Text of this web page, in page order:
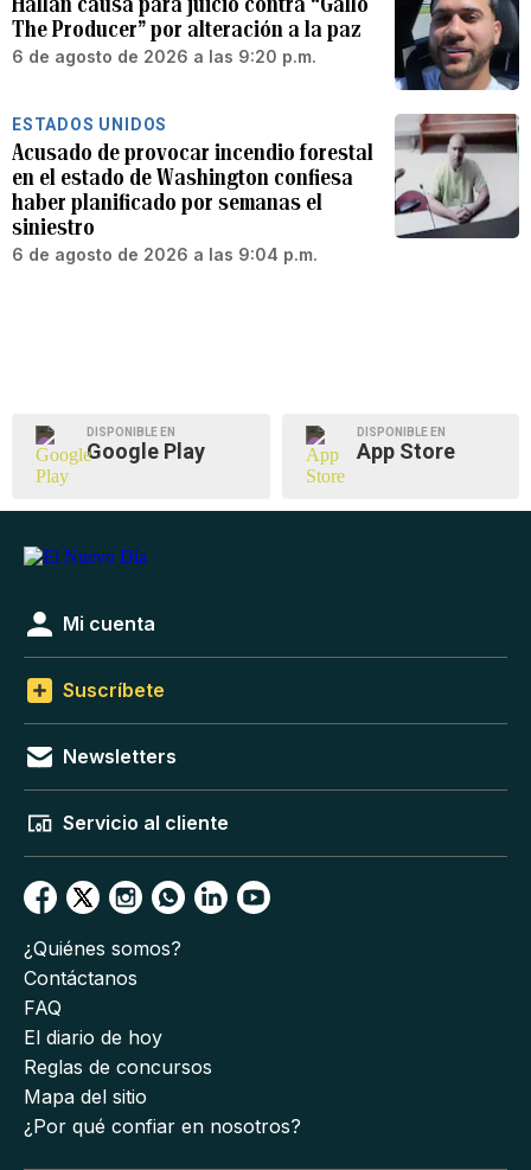
The Producer” por alteración a la paz
6 de agosto de 2026 a las 9:20 p.m.
ESTADOS UNIDOS
Acusado de provocar incendio forestal
en el estado de Washington confiesa
haber planificado por semanas el
siniestro
6 de agosto de 2026 a las 9:04 p.m.
DISPONIBLE EN
Google Play
DISPONIBLE EN
App Store
Mi cuenta
Suscríbete
Newsletters
Servicio al cliente
¿Quiénes somos?
Contáctanos
FAQ
El diario de hoy
Reglas de concursos
Mapa del sitio
¿Por qué confiar en nosotros?